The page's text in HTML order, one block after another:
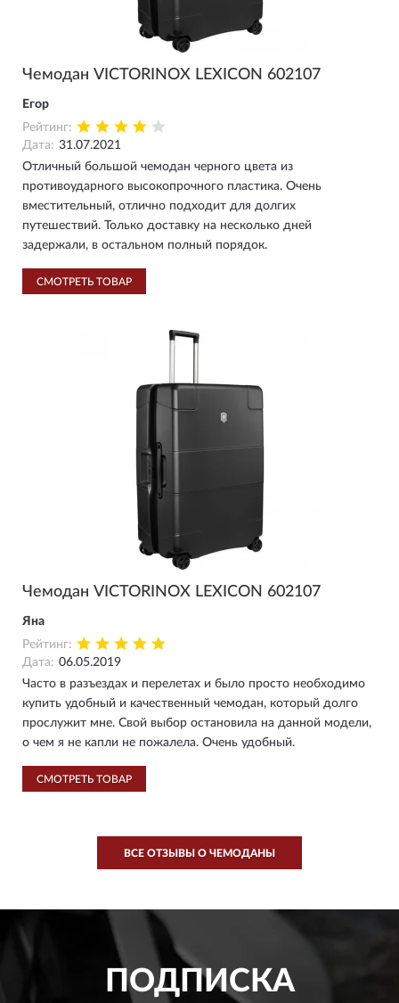
Чемодан VICTORINOX LEXICON 602107
Егор
Рейтинг:
Дата: 31.07.2021
Отличный большой чемодан черного цвета из
противоударного высокопрочного пластика. Очень
вместительный, отлично подходит для долгих
путешествий. Только доставку на несколько дней
задержали, в остальном полный порядок.
СМОТРЕТЬ ТОВАР
Чемодан VICTORINOX LEXICON 602107
Яна
Рейтинг:
Дата: 06.05.2019
Часто в разъездах и перелетах и было просто необходимо
купить удобный и качественный чемодан, который долго
прослужит мне. Свой выбор остановила на данной модели,
о чем я не капли не пожалела. Очень удобный.
СМОТРЕТЬ ТОВАР
ВСЕ ОТЗЫВЫ О ЧЕМОДАНЫ
ПОДПИСКА